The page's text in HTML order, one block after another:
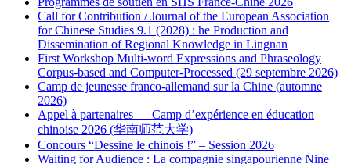
Call for Contribution / Journal of the European Association
for Chinese Studies 9.1 (2028) : he Production and
Dissemination of Regional Knowledge in Lingnan
First Workshop Multi-word Expressions and Phraseology
Corpus-based and Computer-Processed (29 septembre 2026)
Camp de jeunesse franco-allemand sur la Chine (automne
2026)
Appel à partenaires — Camp d’expérience en éducation
chinoise 2026 (华南师范大学)
Concours “Dessine le chinois !” – Session 2026
Waiting for Audience : La compagnie singapourienne Nine